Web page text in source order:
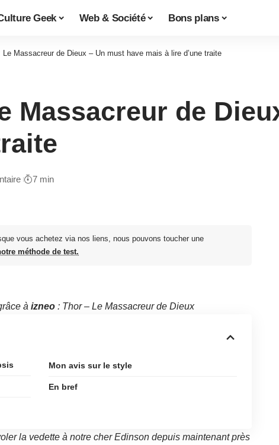
Geek Web & Société Bons plans
Le Massacreur de Dieux – Un must have mais à lire d’une traite
Massacreur de
7 min
vous achetez via nos liens, nous pouvons toucher une
méthode de test.
à izneo: Thor – Le Massacreur de Dieux
Mon avis sur le style
En bref
la vedette à notre cher Edinson depuis maintenant près